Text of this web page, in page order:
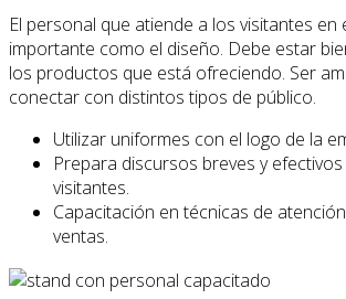
El personal que atiende a los visitantes en
importante como el diseño. Debe estar
los productos que está ofreciendo. Ser
conectar con distintos tipos de público.
Utilizar uniformes con el logo de la
Prepara discursos breves y
visitantes.
Capacitación en técnicas de
ventas.